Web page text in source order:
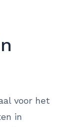
voor het
in